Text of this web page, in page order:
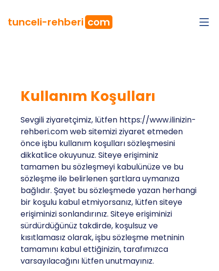
tunceli-rehberi com
Kullanım Koşulları
Sevgili ziyaretçimiz, lütfen https://www.ilinizin-
rehberi.com web sitemizi ziyaret etmeden
önce işbu kullanım koşulları sözleşmesini
dikkatlice okuyunuz. Siteye erişiminiz
tamamen bu sözleşmeyi kabulünüze ve bu
sözleşme ile belirlenen şartlara uymanıza
bağlıdır. Şayet bu sözleşmede yazan herhangi
bir koşulu kabul etmiyorsanız, lütfen siteye
erişiminizi sonlandırınız. Siteye erişiminizi
sürdürdüğünüz takdirde, koşulsuz ve
kısıtlamasız olarak, işbu sözleşme metninin
tamamını kabul ettiğinizin, tarafımızca
varsayılacağını lütfen unutmayınız.